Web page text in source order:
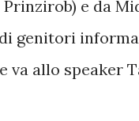
e da
genitori
va allo speaker